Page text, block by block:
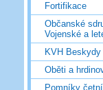
Fortifikace
Občanské
Vojenské a
KVH Beskydy
Oběti a
Pomníky